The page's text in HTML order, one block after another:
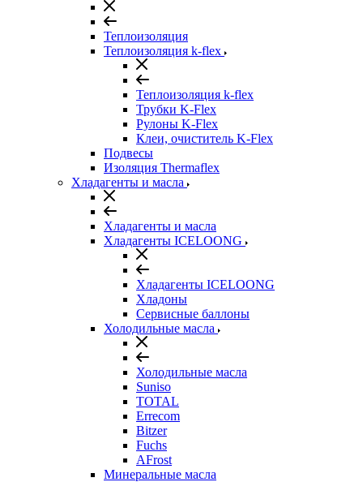
Теплоизоляция
Теплоизоляция k-flex
Теплоизоляция k-flex
Трубки K-Flex
Рулоны K-Flex
Клеи, очиститель K-Flex
Подвесы
Изоляция Thermaflex
Хладагенты и масла
Хладагенты и масла
Хладагенты ICELOONG
Хладагенты ICELOONG
Хладоны
Сервисные баллоны
Холодильные масла
Холодильные масла
Suniso
TOTAL
Errecom
Bitzer
Fuchs
AFrost
Минеральные масла